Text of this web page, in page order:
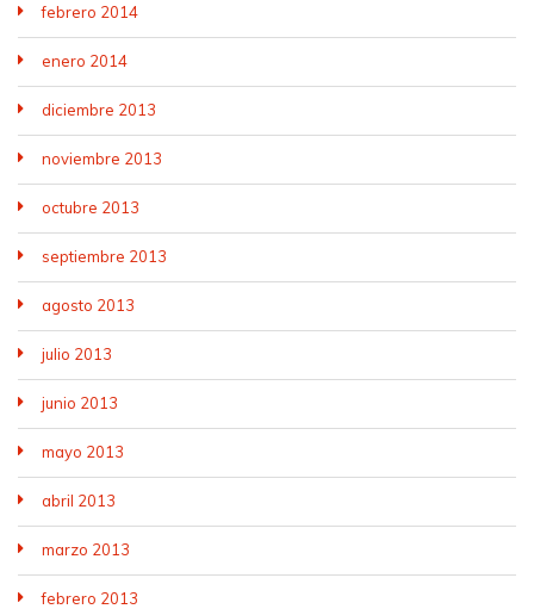
febrero 2014
enero 2014
diciembre 2013
noviembre 2013
octubre 2013
septiembre 2013
agosto 2013
julio 2013
junio 2013
mayo 2013
abril 2013
marzo 2013
febrero 2013